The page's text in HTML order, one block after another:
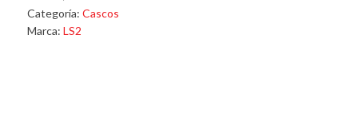
Rosa
/
Categoría: Cascos
Marca: LS2